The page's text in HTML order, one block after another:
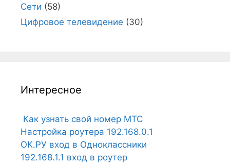
Сети (58)
Цифровое телевидение (30)
Интересное
Как узнать свой номер МТС
Настройка роутера 192.168.0.1
ОК.РУ вход в Одноклассники
192.168.1.1 вход в роутер